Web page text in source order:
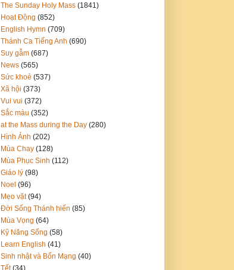
The Sunday Holy Mass (1841)
Hoạt Động (852)
English Hymn (709)
Thánh Ca Tiếng Anh (690)
Suy gẫm (687)
News (565)
Sức khoẻ (537)
Xã hội (373)
Vui vui (372)
Sắc màu (352)
at the Mass during the Day (280)
Hình Ảnh (202)
Mùa Chay (128)
Mùa Phục Sinh (112)
Giáo lý (98)
Noel (96)
Mẹo vặt (94)
Đời Sống Thánh hiến (85)
Mùa Vọng (64)
Kỹ Năng Sống (58)
Learn English (41)
Sinh nhật và Bổn Mạng (40)
Tết (34)